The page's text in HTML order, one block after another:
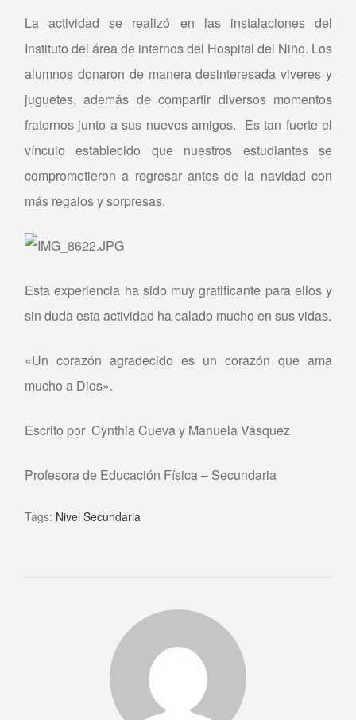
La actividad se realizó en las instalaciones del
Instituto del área de internos del Hospital del Niño. Los
alumnos donaron de manera desinteresada viveres y
juguetes, además de compartir diversos momentos
fraternos junto a sus nuevos amigos. Es tan fuerte el
vínculo establecido que nuestros estudiantes se
comprometieron a regresar antes de la navidad con
más regalos y sorpresas.
Esta experiencia ha sido muy gratificante para ellos y
sin duda esta actividad ha calado mucho en sus vidas.
«Un corazón agradecido es un corazón que ama
mucho a Dios».
Escrito por Cynthia Cueva y Manuela Vásquez
Profesora de Educación Física – Secundaria
Tags: Nivel Secundaria